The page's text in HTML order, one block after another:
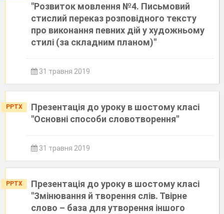
"Розвиток мовлення №4. Письмовий
стислий переказ розповідного тексту
про виконання певних дій у художньому
стилі (за складним планом)"
31 травня 2019
PPTX
Презентація до уроку в шостому класі
"Основні способи словотворення"
31 травня 2019
PPTX
Презентація до уроку в шостому класі
"Змінювання й творення слів. Твірне
слово – база для утворення іншого